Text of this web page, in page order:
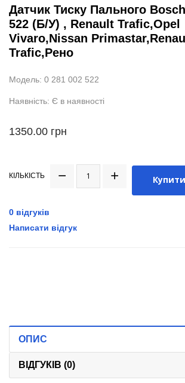
Датчик Тиску Пального
522 (Б/У) , Renault Trafic,Opel
Vivaro,Nissan
Trafic,Рено
Модель: 0 281 002 522
Наявність: Є в наявності
1350.00 грн
КІЛЬКІСТЬ Купити
0 відгуків
Написати відгук
ОПИС
ВІДГУКІВ (0)